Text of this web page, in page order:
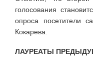
голосования
опроса посетители
Кокарева.
ЛАУРЕАТЫ